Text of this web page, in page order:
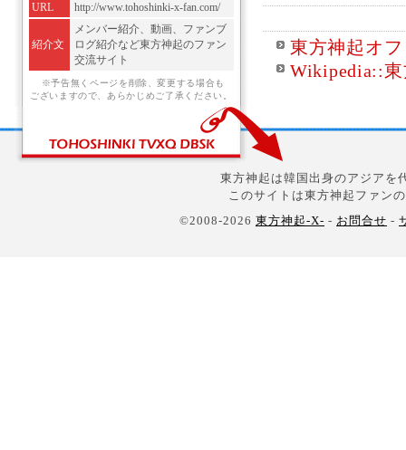
東方神起オ
Wikipedia::
URL
http://www.tohoshinki-x-fan.com/
紹介文
メンバー紹介、動画、ファンブ
ログ紹介など東方神起のファン
交流サイト
※予告無くページを削除、変更する場合も
ございますので、あらかじめご了承ください。
東方神起は韓国出身のアジアを
このサイトは東方神起ファン
©2008-2026 東方神起-X- - お問合せ -